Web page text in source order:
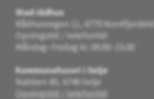
Stad rådhus
Rådhusvegen 11, 6770 Nordfjordeid
Opningstid / telefontid:
Måndag–fredag kl. 09.00–15.00
Kommunehuset i Selje
Nabben 80, 6740 Selje
Opningstid / telefontid